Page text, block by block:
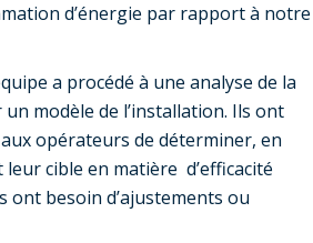
d’énergie par rapport à notre
a procédé à une analyse de la
modèle de l’installation. Ils ont
opérateurs de déterminer, en
cible en matière d’efficacité
ont besoin d’ajustements ou